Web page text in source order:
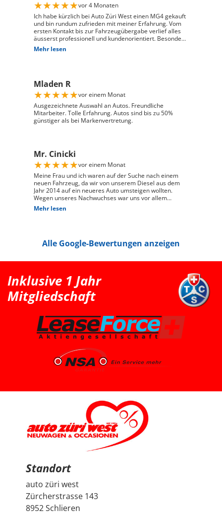
★★★★★vor 4 Monaten
Ich habe kürzlich bei Auto Züri West einen MG4 gekauft
und bin rundum zufrieden mit meiner Erfahrung. Vom
ersten Kontakt bis zur Fahrzeugübergabe verlief alles
äusserst professionell und kundenorientiert. Besonders
hervorheben möchte ich die hervorragende Beratung
durch Herrn David Panic. Er hat sich viel Zeit
und engagierte Art hat den gesamten Kaufprozess sehr
angenehm gemacht. Die Abwicklung verlief reibungslos
und zuverlässig, und ich habe mein Fahrzeug genau so
erhalten, wie ich es mir vorgestellt habe. Ich kann Auto
Züri West uneingeschränkt weiterempfehlen und
bedanke mich herzlich für den ausgezeichneten Service
Mehr lesen
Mladen R
★★★★★vor einem Monat
Ausgezeichnete Auswahl an Autos. Freundliche
Mitarbeiter. Tolle Erfahrung. Autos sind bis zu 50%
günstiger als bei Markenvertretung.
Mr. Cinicki
★★★★★vor einem Monat
Meine Frau und ich waren auf der Suche nach einem
neuen Fahrzeug, da wir von unserem Diesel aus dem
Jahr 2014 auf ein neueres Auto umsteigen wollten.
Wegen unseres Nachwuchses war uns vor allem
wichtig, dass genügend Platz für einen Kindersitz
vorhanden ist und das Fahrzeug gut zu unserem Alltag
Bedürfnisse mit Kindersitz hinter dem Fahrer leider
etwas zu klein. Nach der Probefahrt hat uns der Berater
her nicht überzeugt hat. Somit war für uns klar, dass
der Peugeot 2008 die bessere Wahl ist. Schlussendlich
sind wir wieder zu Auto Züri West zurückgekommen
und konnten dort einen super Deal für einen Peugeot
knapp 7’000 km, ist ein Voll-Benziner und passt für uns
vom Platz, Fahrgefühl und Gesamtpaket sehr gut. Die
Beratung durch Herrn Francesco Salerno war sehr
freundlich, ehrlich und unkompliziert. Auch wenn die
Auswahl für uns relativ klar und limitiert war, fühlten wir
uns gut aufgehoben. Besonders positiv fand ich den
spannenden Austausch mit dem Berater über
allgemeine Autothemen und Dinge, die Autoliebhaber
Thema Auto vorhanden ist. Sehr geschätzt haben wir
zudem, dass vor der Übergabe extra noch ein Service
durchgeführt wurde, damit wir mit dem Fahrzeug
länger Ruhe haben. Das ist nicht selbstverständlich und
hat den positiven Eindruck nochmals verstärkt. Wir
freuen uns sehr über unseren Peugeot 2008 und
bedanken uns herzlich bei Auto Züri West sowie bei
Herrn Francesco Salerno für die angenehme Beratung,
den guten Austausch und den super Deal.
Mehr lesen
Alle Google-Bewertungen anzeigen
Inklusive 1 Jahr
Mitgliedschaft
Standort
auto züri west
Zürcherstrasse 143
8952 Schlieren